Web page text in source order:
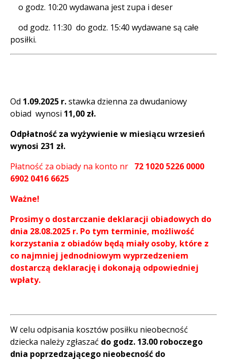
o godz. 10:20 wydawana jest zupa i deser
od godz. 11:30 do godz. 15:40 wydawane są całe
posiłki.
Od 1.09.2025 r.stawka dzienna za dwudaniowy
obiad wynosi 11,00 zł.
Odpłatność za wyżywienie w miesiącu wrzesień
wynosi 231 zł.
Płatność za obiady na konto nr 72 1020 5226 0000
6902 0416 6625
Ważne!
Prosimy o dostarczanie deklaracji obiadowych do
dnia 28.08.2025 r. Po tym terminie, możliwość
korzystania z obiadów będą miały osoby, które z
co najmniej jednodniowym wyprzedzeniem
dostarczą deklarację i dokonają odpowiedniej
wpłaty.
W celu odpisania kosztów posiłku nieobecność
dziecka należy zgłaszać do godz. 13.00 roboczego
dnia poprzedzającego nieobecność do